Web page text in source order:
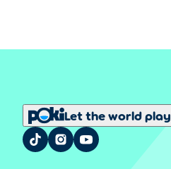
Let the world play